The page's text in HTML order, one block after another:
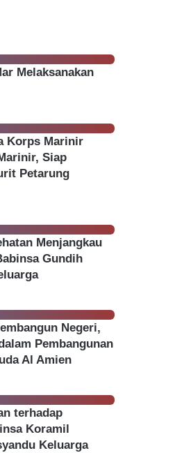
Melaksanakan
Korps Marinir
Siap
Petarung
Menjangkau
Gundih
Negeri,
Pembangunan
Al Amien
terhadap
Koramil
Keluarga